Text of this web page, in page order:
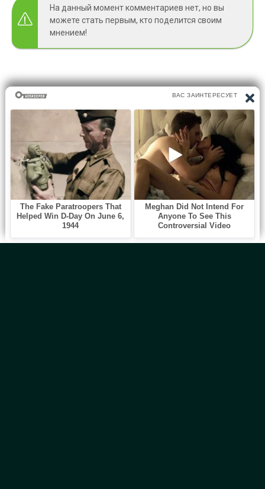
На данный момент комментариев нет, но вы
можете стать первым, кто поделится своим
мнением!